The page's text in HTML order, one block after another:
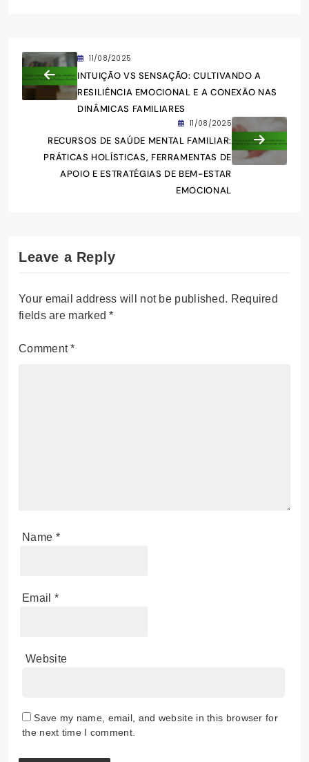
11/08/2025
INTUIÇÃO VS SENSAÇÃO: CULTIVANDO A
RESILIÊNCIA EMOCIONAL E A CONEXÃO NAS
DINÂMICAS FAMILIARES
11/08/2025
RECURSOS DE SAÚDE MENTAL FAMILIAR:
PRÁTICAS HOLÍSTICAS, FERRAMENTAS DE
APOIO E ESTRATÉGIAS DE BEM-ESTAR
EMOCIONAL
Leave a Reply
Your email address will not be published. Required
fields are marked*
Comment*
Name *
Email *
Website
Save my name, email, and website in this browser for
the next time I comment.